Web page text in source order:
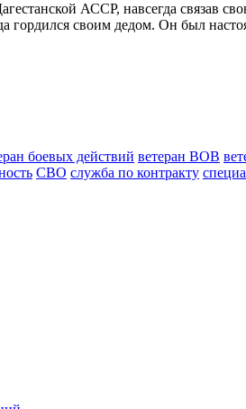
АССР, навсегда связав
своим дедом. Он был
боевых действий ветеран ВОВ
СВО служба по контракту